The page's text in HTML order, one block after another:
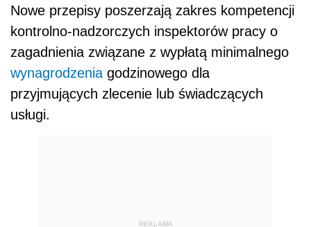
Nowe przepisy poszerzają zakres kompetencji
kontrolno-nadzorczych inspektorów pracy o
zagadnienia związane z wypłatą minimalnego
wynagrodzeniagodzinowego dla
przyjmujących zlecenie lub świadczących
usługi.
REKLAMA